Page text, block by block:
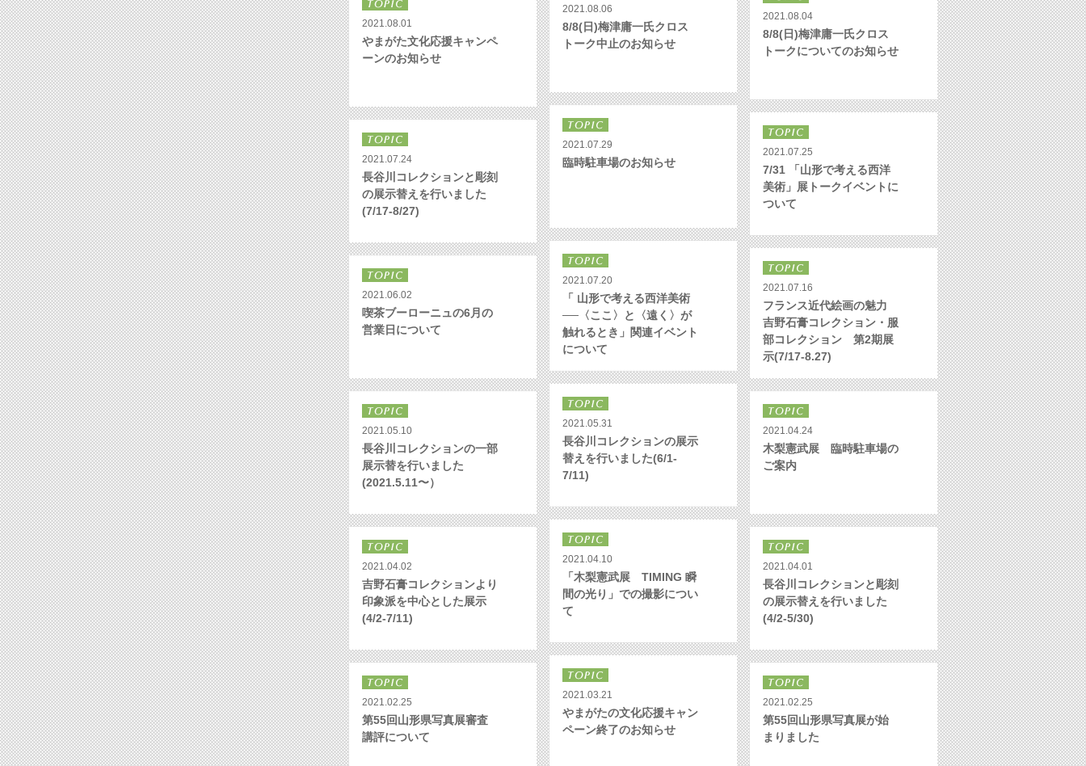
2021.08.06
8/8(日)梅津庸一氏クロス
トーク中止のお知らせ
2021.08.04
8/8(日)梅津庸一氏クロス
トークについてのお知らせ
2021.08.01
やまがた文化応援キャンペ
ーンのお知らせ
2021.07.29
臨時駐車場のお知らせ
2021.07.25
7/31 「山形で考える西洋
美術」展トークイベントに
ついて
2021.07.24
長谷川コレクションと彫刻
の展示替えを行いました
(7/17-8/27)
2021.07.20
「 山形で考える西洋美術
──〈ここ〉と〈遠く〉が
触れるとき」関連イベント
について
2021.07.16
フランス近代絵画の魅力
吉野石膏コレクション・服
部コレクション 第2期展
示(7/17-8.27)
2021.06.02
喫茶ブーローニュの6月の
営業日について
2021.05.31
長谷川コレクションの展示
替えを行いました(6/1-
7/11)
2021.05.10
長谷川コレクションの一部
展示替を行いました
(2021.5.11〜）
2021.04.24
木梨憲武展 臨時駐車場の
ご案内
2021.04.10
「木梨憲武展 TIMING 瞬
間の光り」での撮影につい
て
2021.04.02
吉野石膏コレクションより
印象派を中心とした展示
(4/2-7/11)
2021.04.01
長谷川コレクションと彫刻
の展示替えを行いました
(4/2-5/30)
2021.03.21
やまがたの文化応援キャン
ペーン終了のお知らせ
2021.02.25
第55回山形県写真展審査
講評について
2021.02.25
第55回山形県写真展が始
まりました